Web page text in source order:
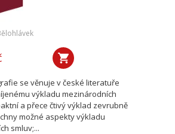
se věnuje v české literatuře
výkladu mezinárodních
a přece čtivý výklad zevrubně
možné aspekty výkladu
smluv;...